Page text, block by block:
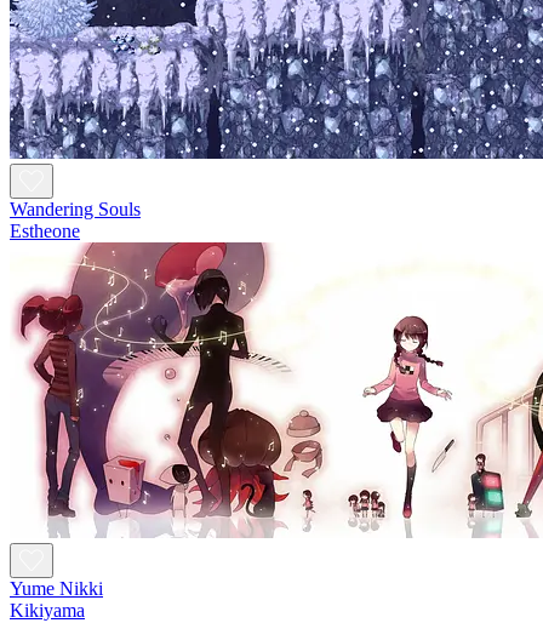
Wandering Souls
Estheone
Yume Nikki
Kikiyama